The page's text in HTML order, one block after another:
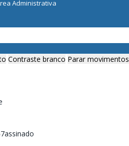
Administrativa
Contraste branco Parar movimentos